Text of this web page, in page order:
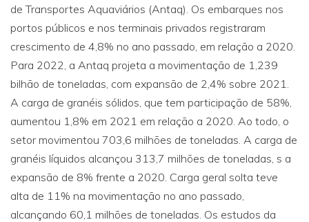
de Transportes Aquaviários (Antaq). Os embarques nos
portos públicos e nos terminais privados registraram
crescimento de 4,8% no ano passado, em relação a 2020.
Para 2022, a Antaq projeta a movimentação de 1,239
bilhão de toneladas, com expansão de 2,4% sobre 2021.
A carga de granéis sólidos, que tem participação de 58%,
aumentou 1,8% em 2021 em relação a 2020. Ao todo, o
setor movimentou 703,6 milhões de toneladas. A carga de
granéis líquidos alcançou 313,7 milhões de toneladas, s a
expansão de 8% frente a 2020. Carga geral solta teve
alta de 11% na movimentação no ano passado,
alcançando 60,1 milhões de toneladas. Os estudos da